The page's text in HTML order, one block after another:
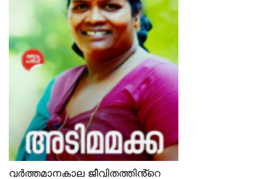
വർത്തമാനകാല ജീവിതത്തിൻ്റെ